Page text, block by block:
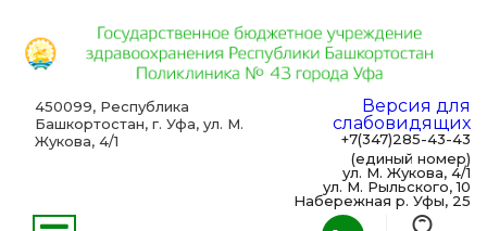
450099, Республика
Башкортостан, г. Уфа, ул. М.
Жукова, 4/1
Версия для
слабовидящих
+7(347)285-43-43
(единый номер)
ул. М. Жукова, 4/1
ул. М. Рыльского, 10
Набережная р. Уфы, 25